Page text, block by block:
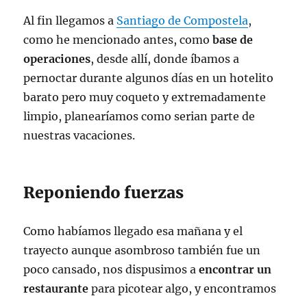
Al fin llegamos a Santiago de Compostela,
como he mencionado antes, comobase de
operaciones, desde allí, donde íbamos a
pernoctar durante algunos días en un hotelito
barato pero muy coqueto y extremadamente
limpio, planearíamos como serian parte de
nuestras vacaciones.
Reponiendo fuerzas
Como habíamos llegado esa mañana y el
trayecto aunque asombroso también fue un
poco cansado, nos dispusimos aencontrar un
restaurante para picotear algo, y encontramos